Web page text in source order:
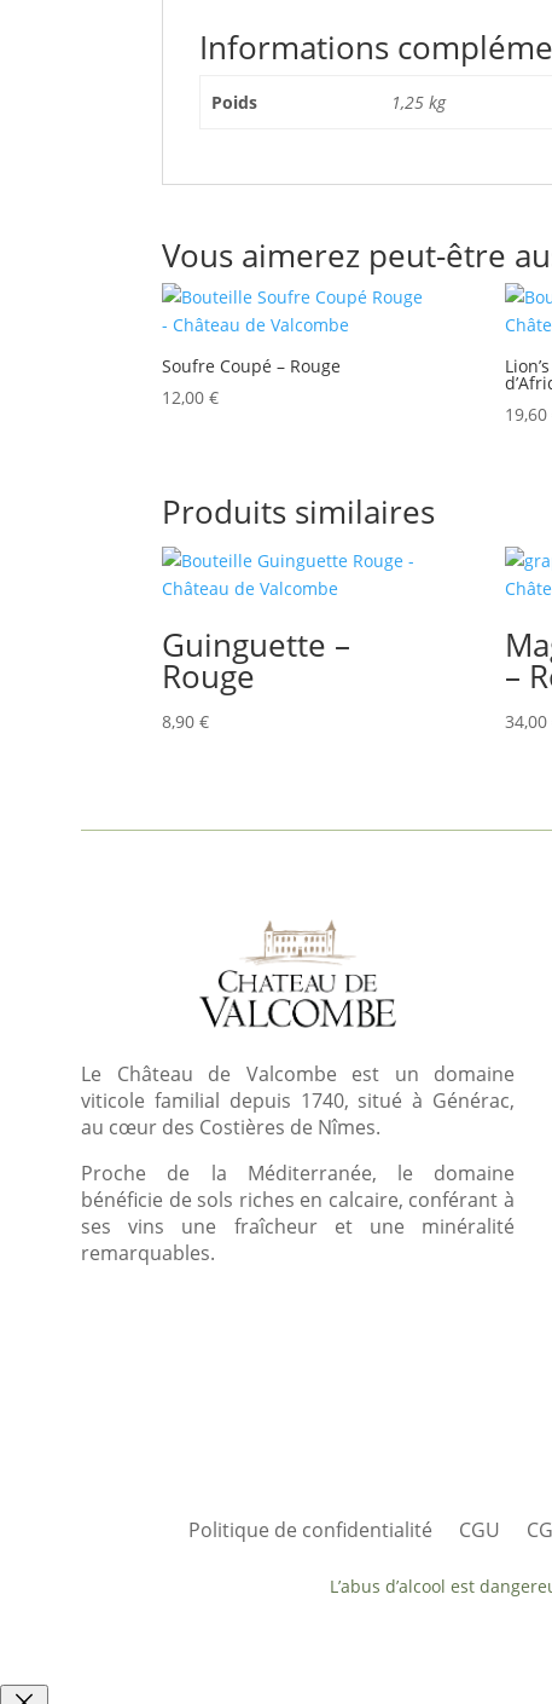
Informations
Poids 1,25 kg
Vous aimerez peut-être
Soufre Coupé – Rouge
12,00€
19,60
Produits similaires
Guinguette –
Rouge
8,90€
–
34,00
Le Château de Valcombe est un domaine
viticole familial depuis 1740, situé à Générac,
au cœur des Costières de Nîmes.
Proche de la Méditerranée, le domaine
bénéficie de sols riches en calcaire, conférant à
ses vins une fraîcheur et une minéralité
remarquables.
Politique de confidentialité CGU
L’abus d’alcool est